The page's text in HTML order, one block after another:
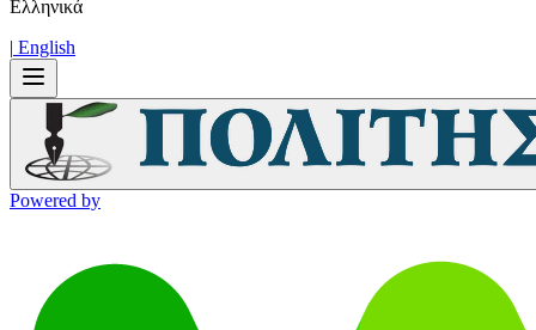
Ελληνικά
| Εnglish
Powered by